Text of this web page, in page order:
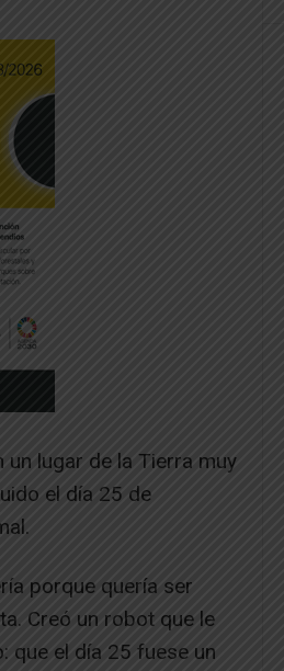
un lugar de la Tierra muy
el día 25 de
porque quería ser
Creó un robot que le
que el día 25 fuese un